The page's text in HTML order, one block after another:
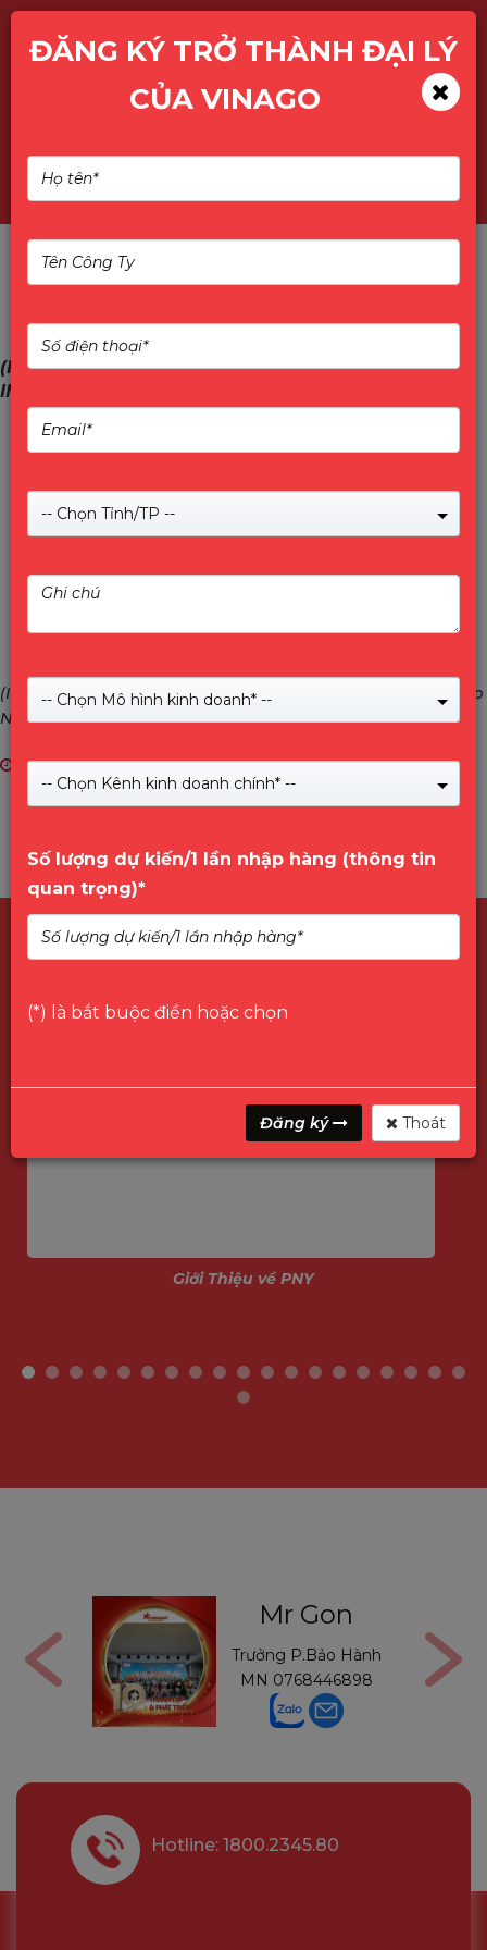
(IMOU news) Chính sách bảo hành các sản phẩm
IMOU Cập Nhật 01/06/2023
(IMOU news) Chính sách bảo hành các sản phẩm IMOU Cập
Nhật 01/06/2023
04/07/2023
Giới Thiệu về PNY
Mr Gon
Trưởng P.Bảo Hành
MN 0768446898
Hotline: 1800.2345.80
ĐĂNG KÝ TRỞ THÀNH ĐẠI LÝ
CỦA VINAGO
-- Chọn Tỉnh/TP --
-- Chọn Mô hình kinh doanh* --
-- Chọn Kênh kinh doanh chính* --
Số lượng dự kiến/1 lần nhập hàng (thông tin
quan trọng)*
(*) là bắt buộc điền hoặc chọn
Đăng ký Thoát